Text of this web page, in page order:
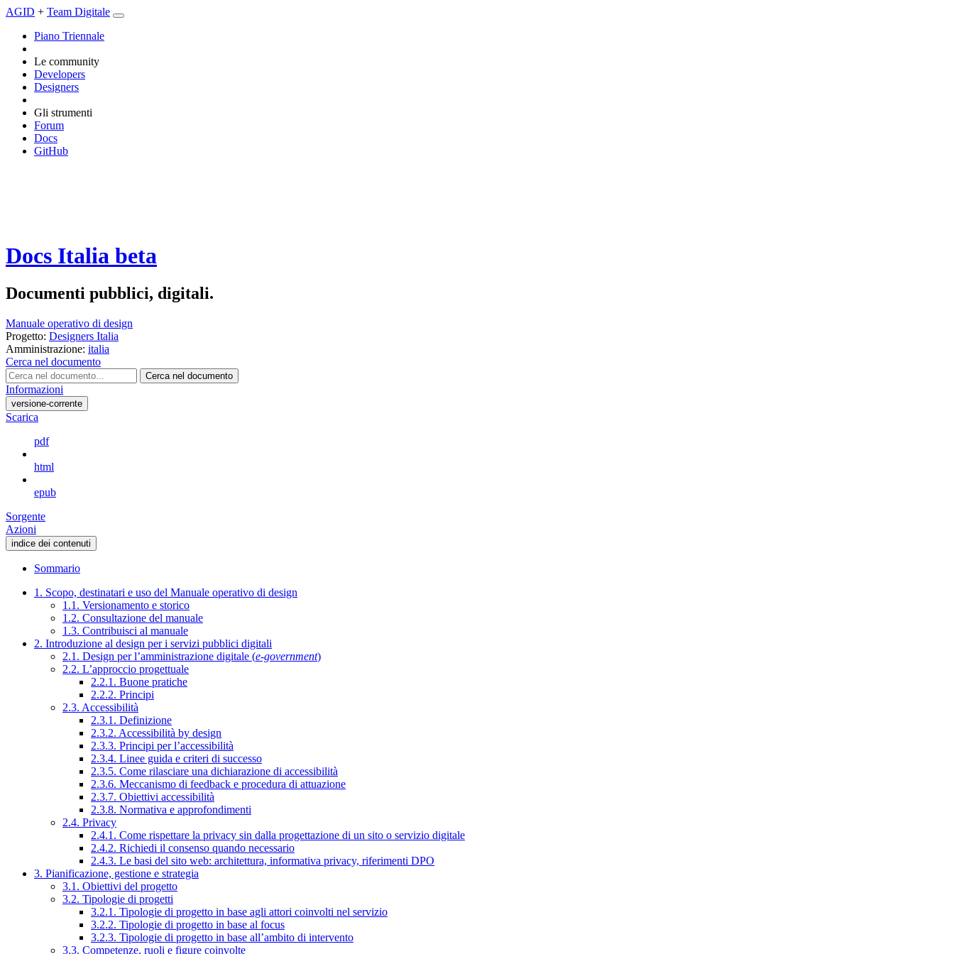
AGID + Team Digitale
Piano Triennale
Le community
Developers
Designers
Gli strumenti
Forum
Docs
GitHub
Docs Italia beta
Documenti pubblici, digitali.
Manuale operativo di design
Progetto: Designers Italia
Amministrazione: italia
Cerca nel documento
Cerca nel documento
Informazioni
versione-corrente
Scarica
pdf
html
epub
Sorgente
Azioni
indice dei contenuti
Sommario
1. Scopo, destinatari e uso del Manuale operativo di design
1.1. Versionamento e storico
1.2. Consultazione del manuale
1.3. Contribuisci al manuale
2. Introduzione al design per i servizi pubblici digitali
2.1. Design per l’amministrazione digitale (e-government)
2.2. L’approccio progettuale
2.2.1. Buone pratiche
2.2.2. Principi
2.3. Accessibilità
2.3.1. Definizione
2.3.2. Accessibilità by design
2.3.3. Principi per l’accessibilità
2.3.4. Linee guida e criteri di successo
2.3.5. Come rilasciare una dichiarazione di accessibilità
2.3.6. Meccanismo di feedback e procedura di attuazione
2.3.7. Obiettivi accessibilità
2.3.8. Normativa e approfondimenti
2.4. Privacy
2.4.1. Come rispettare la privacy sin dalla progettazione di un sito o servizio digitale
2.4.2. Richiedi il consenso quando necessario
2.4.3. Le basi del sito web: architettura, informativa privacy, riferimenti DPO
3. Pianificazione, gestione e strategia
3.1. Obiettivi del progetto
3.2. Tipologie di progetti
3.2.1. Tipologie di progetto in base agli attori coinvolti nel servizio
3.2.2. Tipologie di progetto in base al focus
3.2.3. Tipologie di progetto in base all’ambito di intervento
3.3. Competenze, ruoli e figure coinvolte